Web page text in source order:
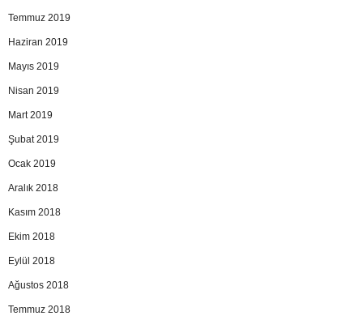
Temmuz 2019
Haziran 2019
Mayıs 2019
Nisan 2019
Mart 2019
Şubat 2019
Ocak 2019
Aralık 2018
Kasım 2018
Ekim 2018
Eylül 2018
Ağustos 2018
Temmuz 2018